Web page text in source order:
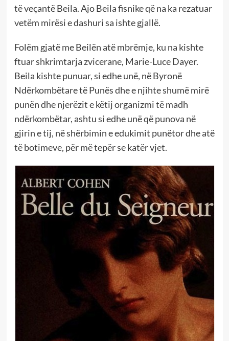
të veçantë Beila. Ajo Beila fisnike që na ka rezatuar
vetëm mirësi e dashuri sa ishte gjallë.
Folëm gjatë me Beilën atë mbrëmje, ku na kishte
ftuar shkrimtarja zvicerane, Marie-Luce Dayer.
Beila kishte punuar, si edhe unë, në Byronë
Ndërkombëtare të Punës dhe e njihte shumë mirë
punën dhe njerëzit e këtij organizmi të madh
ndërkombëtar, ashtu si edhe unë që punova në
gjirin e tij, në shërbimin e edukimit punëtor dhe atë
të botimeve, për më tepër se katër vjet.